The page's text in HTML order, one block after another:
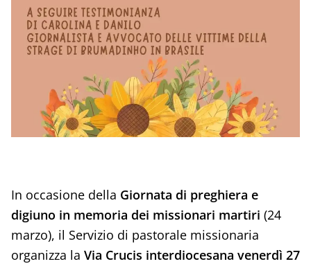
In occasione della Giornata di preghiera e
digiuno in memoria dei missionari martiri (24
marzo), il Servizio di pastorale missionaria
organizza la Via Crucis interdiocesana venerdì 27